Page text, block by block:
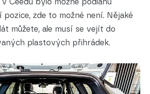
zde to možné není. Nějaké
můžete, ale musí se vejít do
plastových přihrádek.